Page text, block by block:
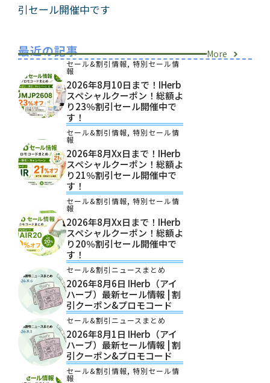
引セール開催中です
最近の記事 More
セール&割引情報, 特別セール情
報
2026年8月10日まで！iHerb
スペシャルクーポン！総額よ
り23％割引セール開催中で
す！
セール&割引情報, 特別セール情
報
2026年8月xx日まで！iHerb
スペシャルクーポン！総額よ
り21％割引セール開催中で
す！
セール&割引情報, 特別セール情
報
2026年8月xx日まで！iHerb
スペシャルクーポン！総額よ
り20％割引セール開催中で
す！
セール&割引ニュースまとめ
2026年8月6日 IHerb（アイ
ハーブ）最新セール情報 | 割
引クーポン&プロモコード
セール&割引ニュースまとめ
2026年8月1日 IHerb（アイ
ハーブ）最新セール情報 | 割
引クーポン&プロモコード
セール&割引情報, 特別セール情
報